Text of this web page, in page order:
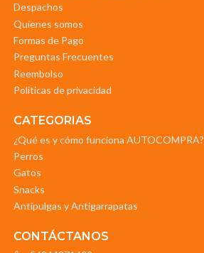
Despachos
Quienes somos
Formas de Pago
Preguntas Frecuentes
Reembolso
Politicas de privacidad
CATEGORIAS
¿Qué es y cómo funciona AUTOCOMPRA?
Perros
Gatos
Snacks
Antipulgas y Antigarrapatas
CONTÁCTANOS